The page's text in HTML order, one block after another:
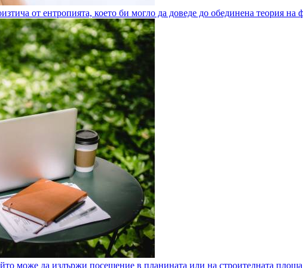
от ентропията, което би могло да доведе до обединена теория на
може да издържи посещение в планината или на строителната